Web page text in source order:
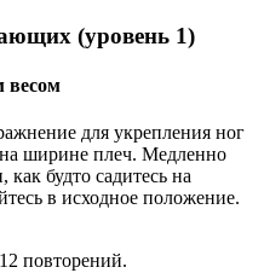
(уровень 1)
весом
для укрепления ног
ширине плеч. Медленно
как будто садитесь на
в исходное положение.
повторений.